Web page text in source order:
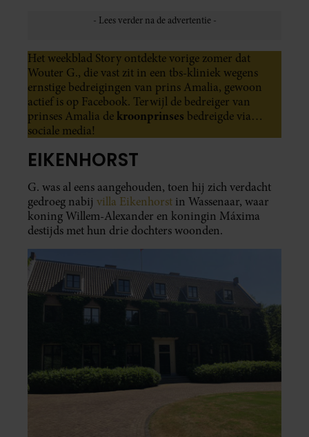
Het weekblad Story ontdekte vorige zomer dat
Wouter G., die vast zit in een tbs-kliniek wegens
ernstige bedreigingen van prins Amalia, gewoon
actief is op Facebook. Terwijl de bedreiger van
prinses Amalia dekroonprinses bedreigde via…
sociale media!
EIKENHORST
G. was al eens aangehouden, toen hij zich verdacht
gedroeg nabij villa Eikenhorst in Wassenaar, waar
koning Willem-Alexander en koningin Máxima
destijds met hun drie dochters woonden.